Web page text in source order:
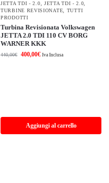
JETTA TDI - 2.0 JETTA TDI - 2.0
TURBINE REVISIONATE
TUTTI
PRODOTTI
Turbina Revisionata Volkswagen
JETTA 2.0 TDI 110 CV BORG
WARNER KKK
440,00€ 400,00€ Iva Inclusa
Aggiungi al carrello